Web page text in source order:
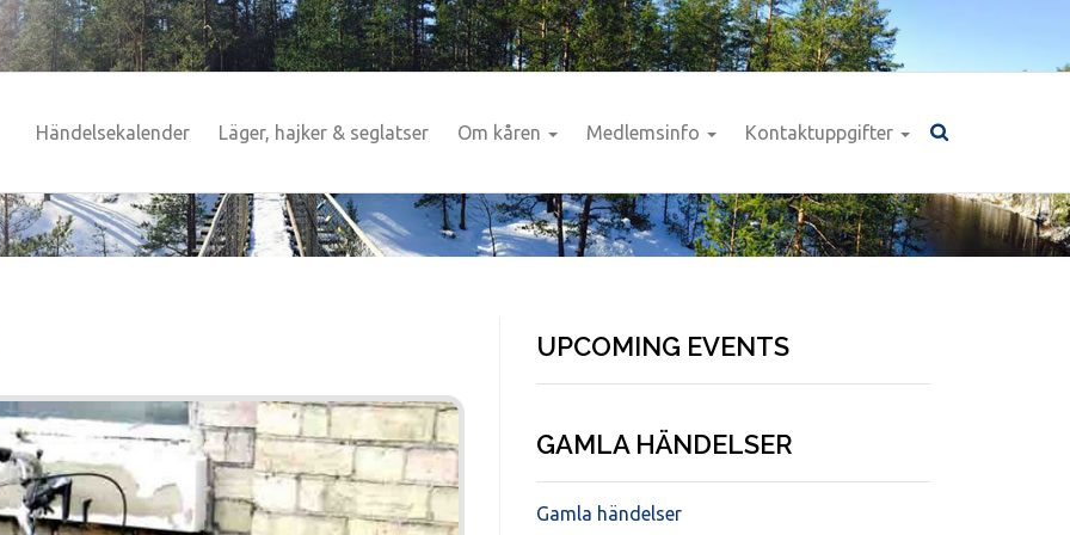
Händelsekalender Läger, hajker & seglatser Om kåren Medlemsinfo Kontaktuppgifter
UPCOMING EVENTS
GAMLA HÄNDELSER
Gamla händelser